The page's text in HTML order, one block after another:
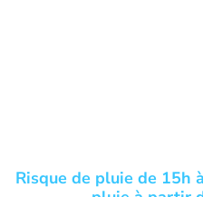
Risque de pluie de 15h